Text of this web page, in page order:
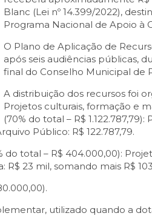
Blanc (Lei nº 14.399/2022),
Programa Nacional de Apoio à
O Plano de Aplicação de
após seis audiências públicas,
final do Conselho Municipal de
A distribuição dos recursos foi
Projetos culturais, formação e
(70% do total – R$
Público: R$ 122.787,79.
total – R$ 404.000,00):
R$ 23 mil, somando mais R$
utilizado quando a